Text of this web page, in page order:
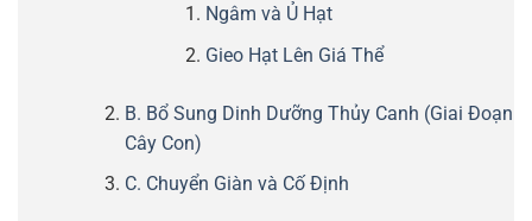
Ngâm và Ủ Hạt
Gieo Hạt Lên Giá Thể
B. Bổ Sung Dinh Dưỡng Thủy Canh (Giai Đoạn
Cây Con)
C. Chuyển Giàn và Cố Định